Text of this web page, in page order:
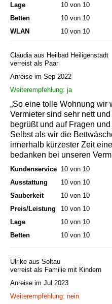
Lage
10 von 10
Betten
10 von 10
WLAN
10 von 10
Claudia aus Heilbad Heiligenstadt
verreist als Paar
Anreise im Sep 2022
Weiterempfehlung: ja
„So eine tolle Wohnung wir
Vermieter sind sehr nett
begrüßt und auf Fragen
Selbst als wir die
innerhalb kürzester Zeit
bedanken bei unseren
Kundenservice 10 von 10
Ausstattung
10 von 10
Sauberkeit
10 von 10
Preis/Leistung
10 von 10
Lage
10 von 10
Betten
10 von 10
Ulrike aus Soltau
verreist als Familie mit Kindern
Anreise im Jul 2023
Weiterempfehlung: nein